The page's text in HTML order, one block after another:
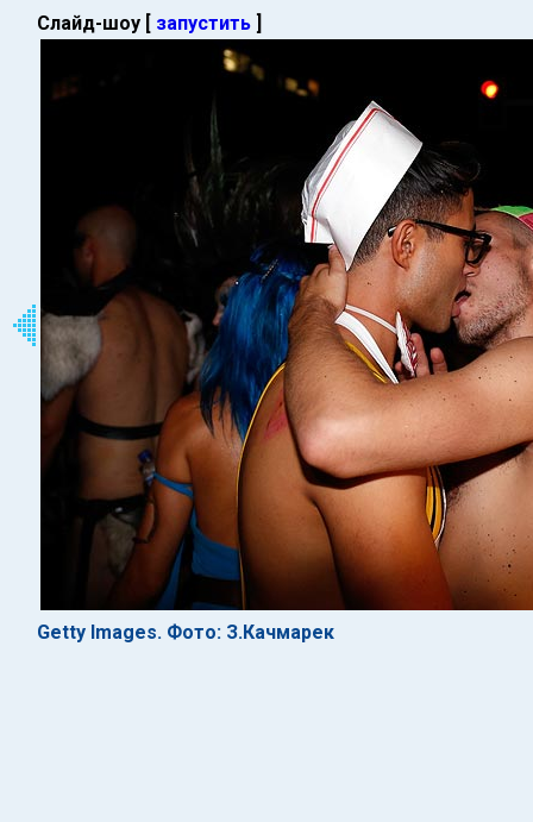
Слайд-шоу [ запустить ]
Getty Images. Фото: З.Качмарек